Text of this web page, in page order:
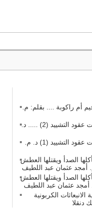
أم راكوبة .... بقلم: م.
التحكيم في منازعات عقود التشييد (2) ..... د.
التحكيم في منازعات عقود التشييد (1) د. م.
الصدأ ويقتلها العطش
الصدأ ويقتلها العطش
الكربونية